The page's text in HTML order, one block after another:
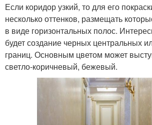
Если коридор узкий, то для его
несколько оттенков, размещать
в виде горизонтальных полос.
будет создание черных центральных
границ. Основным цветом может
светло-коричневый, бежевый.